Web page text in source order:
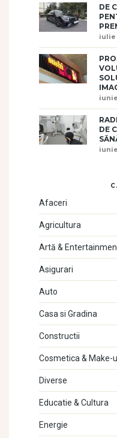
DE
iulie
DE
Afaceri
Agricultura
Artă &
Asigurari
Auto
Casa si Gradina
Constructii
Cosmetica & Make-
Diverse
Educatie & Cultura
Energie